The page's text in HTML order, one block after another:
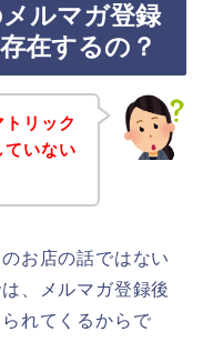
ルマガ登録
在するの？
リック
ていない
お店の話ではない
、メルマガ登録後
れてくるからで